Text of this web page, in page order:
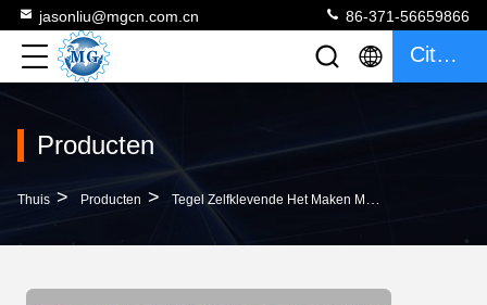
jasonliu@mgcn.com.cn 86-371-56659866
Citaat
Producten
Thuis > Producten > Tegel Zelfklevende Het Maken Machine